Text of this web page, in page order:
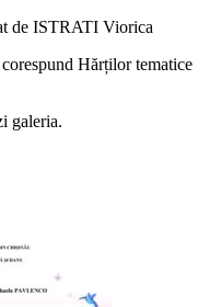
de ISTRATI Viorica
Hărților tematice
galeria.